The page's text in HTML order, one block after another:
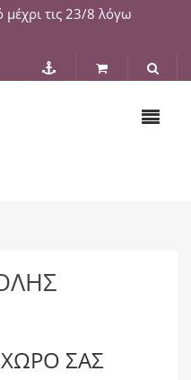
μέχρι τις 23/8 λόγω
ΣΑΣ